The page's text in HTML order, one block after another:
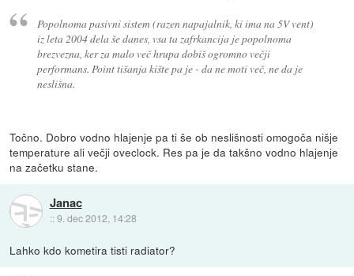
Popolnoma pasivni sistem (razen napajalnik, ki ima na 5V vent)
iz leta 2004 dela še danes, vsa ta zafrkancija je popolnoma
brezvezna, ker za malo več hrupa dobiš ogromno večji
performans. Point tišanja kište pa je - da ne moti več, ne da je
neslišna.
Točno. Dobro vodno hlajenje pa ti še ob neslišnosti omogoča nišje
temperature ali večji oveclock. Res pa je da takšno vodno hlajenje
na začetku stane.
Janac
::9. dec 2012, 14:28
Lahko kdo kometira tisti radiator?